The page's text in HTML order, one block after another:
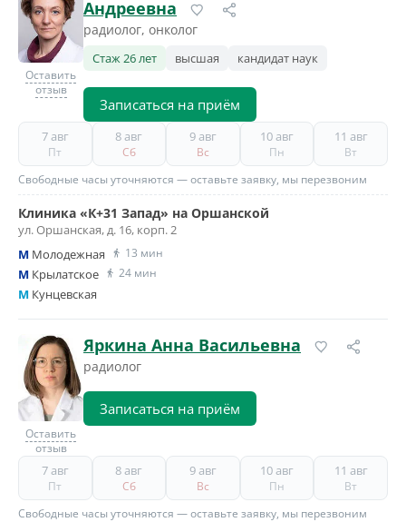
Оставить
отзыв
Андреевна
радиолог, онколог
Стаж 26 лет высшая кандидат наук
Записаться на приём
7 авг
Пт
8 авг
Сб
9 авг
Вс
10 авг
Пн
11 авг
Вт
Свободные часы уточняются — оставьте заявку, мы перезвоним
Клиника «К+31 Запад» на Оршанской
ул. Оршанская, д. 16, корп. 2
M Молодежная 13 мин
M Крылатское 24 мин
M Кунцевская
Оставить
отзыв
Яркина Анна Васильевна
радиолог
Записаться на приём
7 авг
Пт
8 авг
Сб
9 авг
Вс
10 авг
Пн
11 авг
Вт
Свободные часы уточняются — оставьте заявку, мы перезвоним